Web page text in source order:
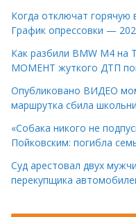
Когда отключат
График опрессовки —
Как разбили BMW M4
МОМЕНТ жуткого ДТП
Опубликовано ВИДЕО
маршрутка сбила
«Собака никого не
Пойковским: погибла
Суд арестовал двух
перекупщика